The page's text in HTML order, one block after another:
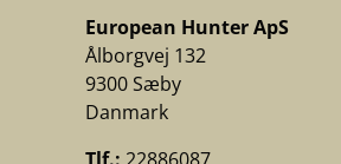
European Hunter ApS
Ålborgvej 132
9300 Sæby
Danmark